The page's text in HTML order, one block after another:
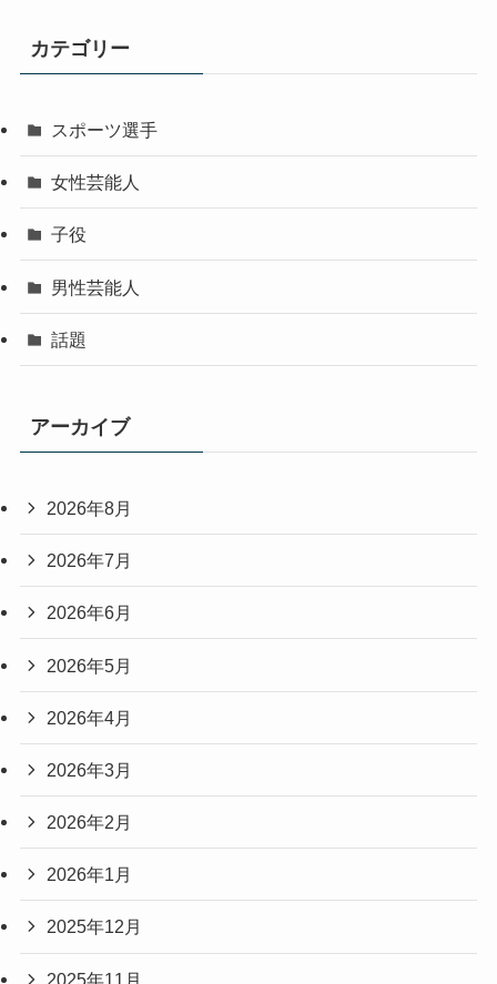
カテゴリー
スポーツ選手
女性芸能人
子役
男性芸能人
話題
アーカイブ
2026年8月
2026年7月
2026年6月
2026年5月
2026年4月
2026年3月
2026年2月
2026年1月
2025年12月
2025年11月